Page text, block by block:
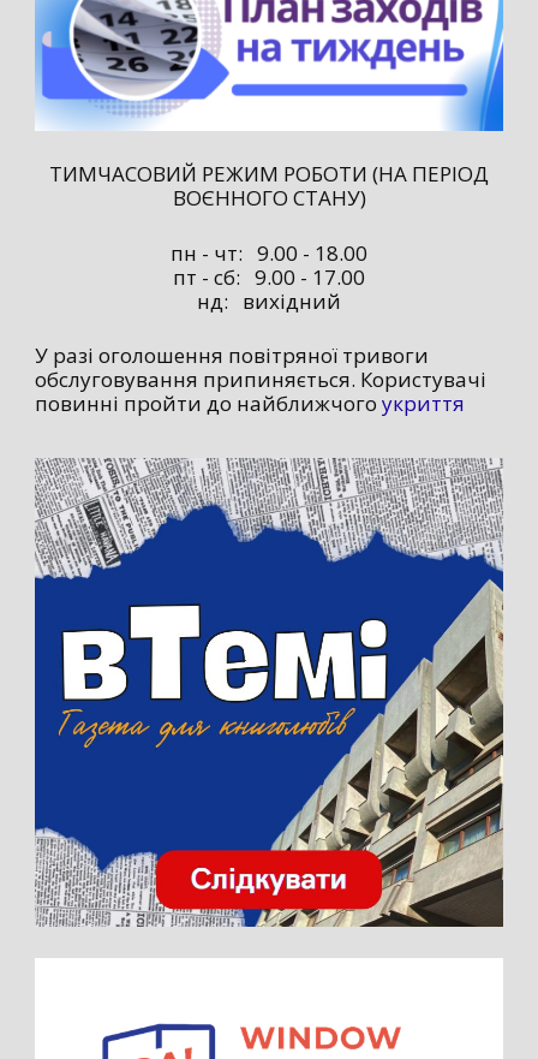
ТИМЧАСОВИЙ РЕЖИМ РОБОТИ (НА ПЕРІОД
ВОЄННОГО СТАНУ)
пн - чт: 9.00 - 18.00
пт - сб: 9.00 - 17.00
нд: вихідний
У разі оголошення повітряної тривоги
обслуговування припиняється. Користувачі
повинні пройти до найближчого укриття